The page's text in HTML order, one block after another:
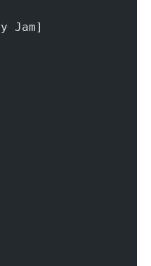
by Jam]
Failed
Yes
Failed